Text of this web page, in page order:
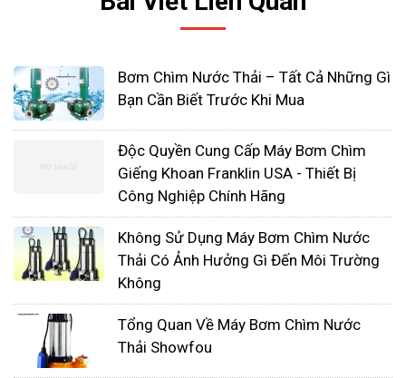
Bảo dưỡng máy bơm hóa chất
thường xuyên nếu muốn sử dụng trong thời
gian thời gian dài, ít xảy ra hỏng hóc, đặc biệt
có thể cho hiệu suất làm việc cao nhất.
Rác hay vật cản tồn đọng trong đường ống
chưa kịp dọn. Máy phát ra tiếng ồn có khả
năng do phớt bơm bị mòn, khô dầu vòng bi.
Dây cuốn động cơ bị ngấm nước sẽ gây rò rỉ
điện.Để khắc phục cần phải tháo động cơ ra
và sấy khô tất cả , rà soát và sửa lại một vài
mối nốidây dẫn điện.
Hoặc có thể do điện áp của điện năng quá
yếu, bạn cần phải tăng điện áp lên hoặc chú
Bơm Chìm Nước Thải – Tất Cả Những Gì
Bạn Cần Biết Trước Khi Mua
Độc Quyền Cung Cấp Máy Bơm Chìm
Giếng Khoan Franklin USA - Thiết Bị
Công Nghiệp Chính Hãng
Không Sử Dụng Máy Bơm Chìm Nước
Thải Có Ảnh Hưởng Gì Đến Môi Trường
Không
Tổng Quan Về Máy Bơm Chìm Nước
Thải Showfou